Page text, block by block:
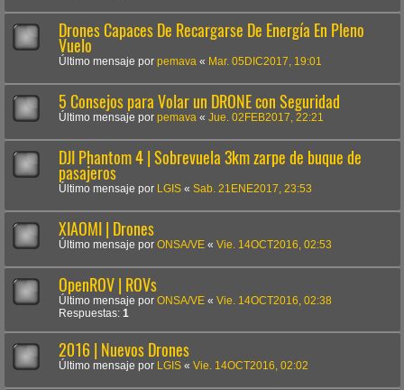
Drones Capaces De Recargarse De Energía En Pleno
Vuelo
Último mensaje por pemava « Mar. 05DIC2017, 19:01
5 Consejos para Volar un DRONE con Seguridad
Último mensaje por pemava « Jue. 02FEB2017, 22:21
DJI Phantom 4 | Sobrevuela 3km zarpe de buque de
pasajeros
Último mensaje por LGIS « Sab. 21ENE2017, 23:53
XIAOMI | Drones
Último mensaje por ONSA/VE « Vie. 14OCT2016, 02:53
OpenROV | ROVs
Último mensaje por ONSA/VE « Vie. 14OCT2016, 02:38
Respuestas: 1
2016 | Nuevos Drones
Último mensaje por LGIS « Vie. 14OCT2016, 02:02